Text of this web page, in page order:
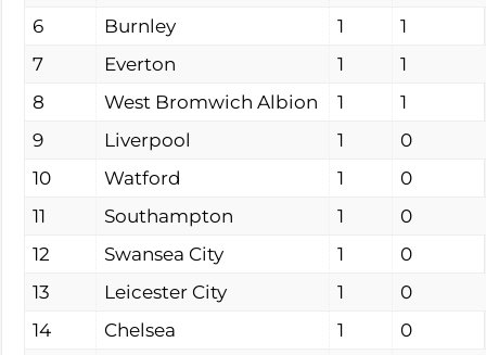
6
Burnley 1
1
7
Everton 1
1
8
West Bromwich Albion 1
1
9
Liverpool 1
0
10
Watford 1
0
11
Southampton 1
0
12
Swansea City 1
0
13
Leicester City 1
0
14
Chelsea 1
0